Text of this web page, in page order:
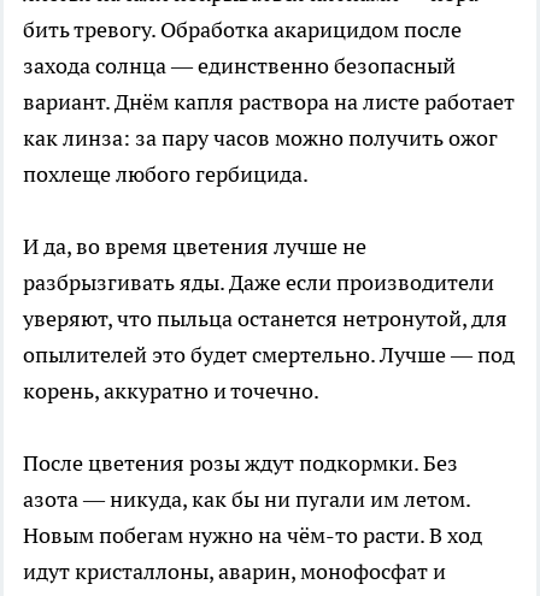
бить тревогу. Обработка акарицидом после
захода солнца — единственно безопасный
вариант. Днём капля раствора на листе работает
как линза: за пару часов можно получить ожог
похлеще любого гербицида.
И да, во время цветения лучше не
разбрызгивать яды. Даже если производители
уверяют, что пыльца останется нетронутой, для
опылителей это будет смертельно. Лучше — под
корень, аккуратно и точечно.
После цветения розы ждут подкормки. Без
азота — никуда, как бы ни пугали им летом.
Новым побегам нужно на чём-то расти. В ход
идут кристаллоны, аварин, монофосфат и